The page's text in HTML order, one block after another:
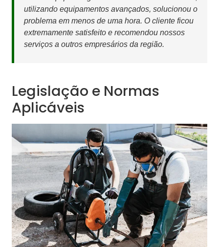
utilizando equipamentos avançados, solucionou o
problema em menos de uma hora. O cliente ficou
extremamente satisfeito e recomendou nossos
serviços a outros empresários da região.
Legislação e Normas
Aplicáveis